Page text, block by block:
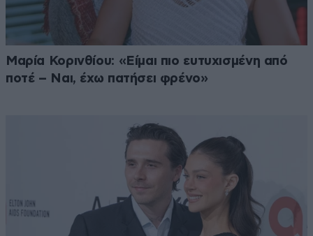
Μαρία Κορινθίου: «Είμαι πιο ευτυχισμένη από
ποτέ – Ναι, έχω πατήσει φρένο»